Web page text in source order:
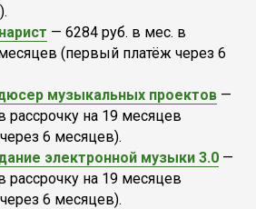
— 6284 руб. в мес. в
(первый платёж через 6
музыкальных проектов —
рассрочку на 19 месяцев
6 месяцев).
электронной музыки 3.0 —
рассрочку на 19 месяцев
6 месяцев).